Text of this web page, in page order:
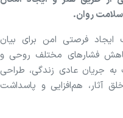
روان.
فرصتی امن برای بیان
فشارهای مختلف روحی و
به جریان عادی زندگی، طراحی
آثار، هم‌افزایی و پاسداشت